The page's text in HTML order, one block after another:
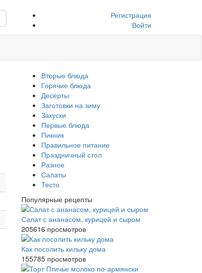
Регистрация
Войти
Вторые блюда
Горячие блюда
Десерты
Заготовки на зиму
Закуски
Первые блюда
Пикник
Правильное питание
Праздничный стол
Разное
Салаты
Тесто
Популярные рецепты
Салат с ананасом, курицей и сыром
205616 просмотров
Как посолить кильку дома
155785 просмотров